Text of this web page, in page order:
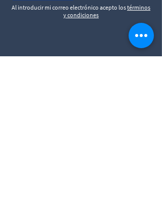
Al introducir mi correo electrónico acepto lostérminos
y condiciones